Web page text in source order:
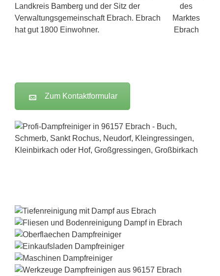
Landkreis Bamberg und der Sitz der
Verwaltungsgemeinschaft Ebrach. Ebrach
hat gut 1800 Einwohner.
Zum Kontaktformular